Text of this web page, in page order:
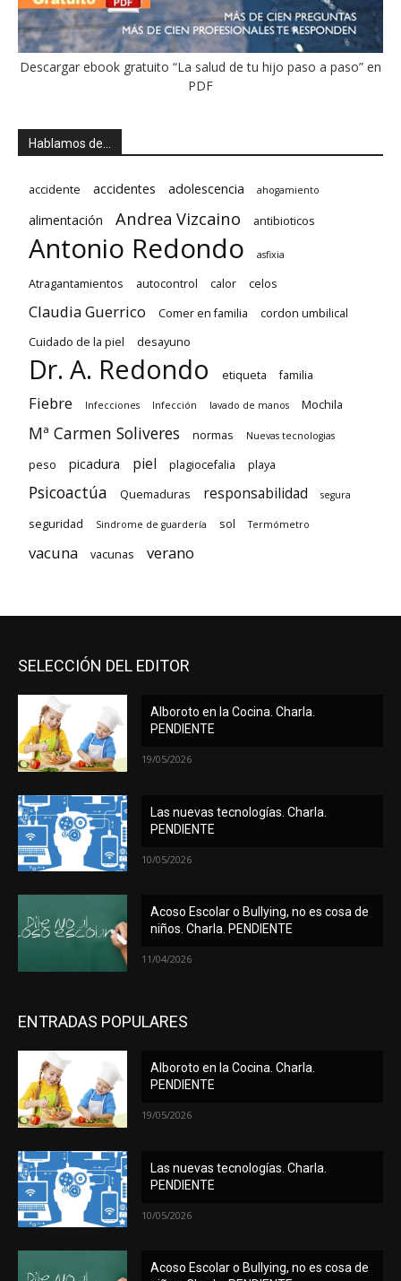
Descargar ebook gratuito “La salud de tu hijo paso a paso” en
PDF
Hablamos de…
accidente accidentes adolescencia ahogamiento
alimentación Andrea Vizcaino antibioticos
Antonio Redondo asfixia
Atragantamientos autocontrol calor celos
Claudia Guerrico Comer en familia
cordon umbilical
Cuidado de la piel
desayuno
Dr. A. Redondo etiqueta familia
Fiebre Infecciones Infección lavado de manos Mochila
Mª Carmen Soliveres normas Nuevas tecnologias
peso picadura piel plagiocefalia playa
Psicoactúa Quemaduras responsabilidad segura
seguridad Sindrome de guardería sol Termómetro
vacuna vacunas verano
SELECCIÓN DEL EDITOR
Alboroto en la Cocina. Charla.
PENDIENTE
19/05/2026
Las nuevas tecnologías. Charla.
PENDIENTE
10/05/2026
Acoso Escolar o Bullying, no es cosa de
niños. Charla. PENDIENTE
11/04/2026
ENTRADAS POPULARES
Alboroto en la Cocina. Charla.
PENDIENTE
19/05/2026
Las nuevas tecnologías. Charla.
PENDIENTE
10/05/2026
Acoso Escolar o Bullying, no es cosa de